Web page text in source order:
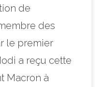
de
des
le premier
a reçu cette
Macron à